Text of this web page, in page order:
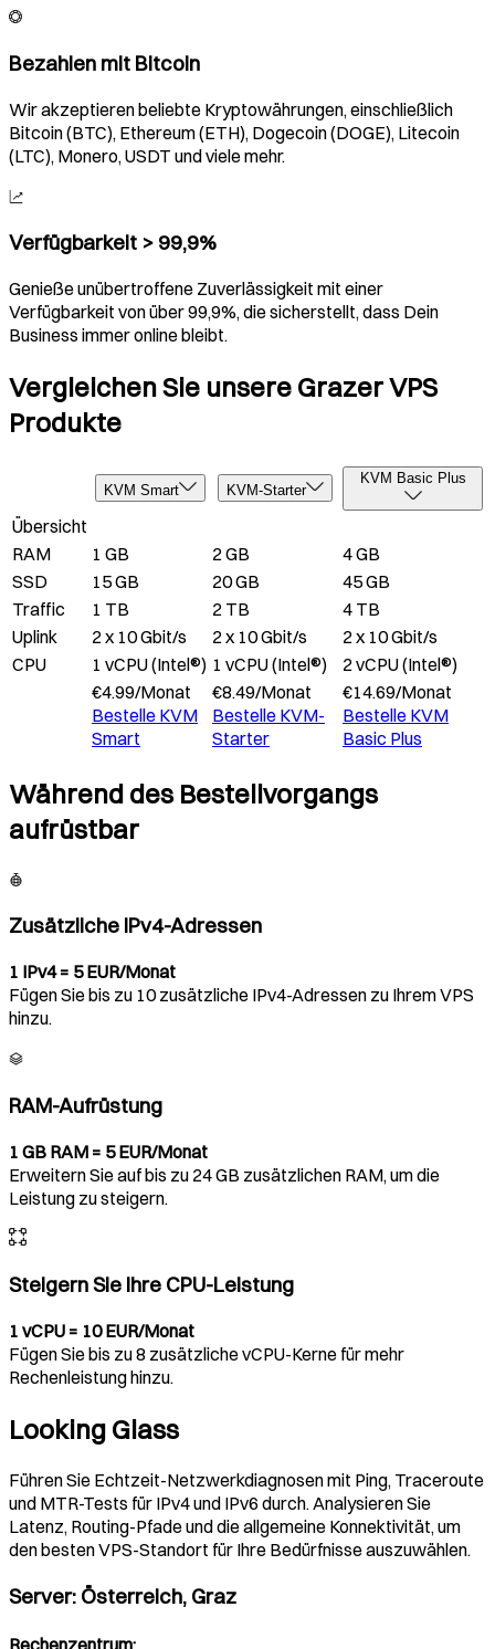
Bezahlen mit Bitcoin
Wir akzeptieren beliebte Kryptowährungen, einschließlich
Bitcoin (BTC), Ethereum (ETH), Dogecoin (DOGE), Litecoin
(LTC), Monero, USDT und viele mehr.
Verfügbarkeit > 99,9%
Genieße unübertroffene Zuverlässigkeit mit einer
Verfügbarkeit von über 99,9%, die sicherstellt, dass Dein
Business immer online bleibt.
Vergleichen Sie unsere Grazer VPS
Produkte
KVM Smart KVM-Starter
KVM Basic Plus
Übersicht
RAM
1 GB 2 GB
4 GB
SSD
15 GB 20 GB
45 GB
Traffic
1 TB 2 TB
4 TB
Uplink
2 x 10 Gbit/s 2 x 10 Gbit/s
2 x 10 Gbit/s
CPU
1 vCPU (Intel®) 1 vCPU (Intel®)
2 vCPU (Intel®)
€4.99/Monat
Bestelle KVM
Smart
€8.49/Monat
Bestelle KVM-
Starter
€14.69/Monat
Bestelle KVM
Basic Plus
Während des Bestellvorgangs
aufrüstbar
Zusätzliche IPv4-Adressen
1 IPv4 = 5 EUR/Monat
Fügen Sie bis zu 10 zusätzliche IPv4-Adressen zu Ihrem VPS
hinzu.
RAM-Aufrüstung
1 GB RAM = 5 EUR/Monat
Erweitern Sie auf bis zu 24 GB zusätzlichen RAM, um die
Leistung zu steigern.
Steigern Sie Ihre CPU-Leistung
1 vCPU = 10 EUR/Monat
Fügen Sie bis zu 8 zusätzliche vCPU-Kerne für mehr
Rechenleistung hinzu.
Looking Glass
Führen Sie Echtzeit-Netzwerkdiagnosen mit Ping, Traceroute
und MTR-Tests für IPv4 und IPv6 durch. Analysieren Sie
Latenz, Routing-Pfade und die allgemeine Konnektivität, um
den besten VPS-Standort für Ihre Bedürfnisse auszuwählen.
Server: Österreich, Graz
Rechenzentrum: